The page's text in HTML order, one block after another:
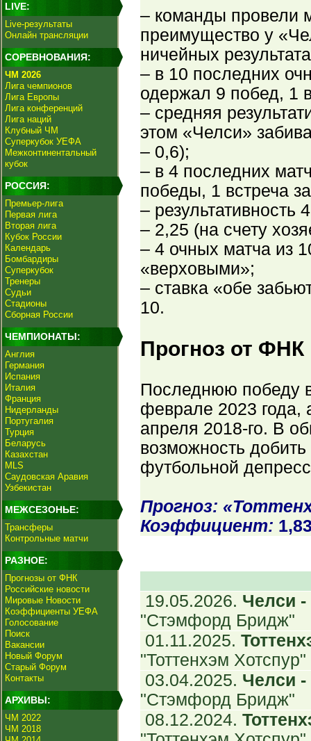
LIVE:
Live-результаты
Онлайн трансляции
СОРЕВНОВАНИЯ:
ЧМ 2026
Лига чемпионов
Лига Европы
Лига конференций
Лига наций
Клубный ЧМ
Суперкубок УЕФА
Межконтинентальный
кубок
РОССИЯ:
Премьер-лига
Первая лига
Вторая лига
Кубок России
Календарь
Бомбардиры
Суперкубок
Тренеры
Судьи
Стадионы
Сборная России
ЧЕМПИОНАТЫ:
Англия
Германия
Испания
Италия
Франция
Нидерланды
Португалия
Турция
Беларусь
Казахстан
MLS
Саудовская Аравия
Узбекистан
МЕЖСЕЗОНЬЕ:
Трансферы
Контрольные матчи
РАЗНОЕ:
Прогнозы от ФНК
Российские новости
Мировые Новости
Коэффициенты УЕФА
Голосование
Поиск
Вакансии
Новый Форум
Старый Форум
Контакты
АРХИВЫ:
ЧМ 2022
ЧМ 2018
– команды провели
преимущество у
ничейных
– в 10 последних
одержал 9 побед, 1
– средняя
этом «Челси»
– 0,6);
– в 4 последних
победы, 1 встреча
–
– 2,25 (на счету
– 4 очных матча из
«верховыми»;
– ставка «обе
10.
Прогноз от ФНК
Последнюю победу
феврале 2023
апреля 2018-го. В
возможность добить
футбольной
Прогноз:
Коэффициент:
19.05.2026. Челси -
"Стэмфорд Бридж"
01.11.2025.
"Тоттенхэм Хотспур"
03.04.2025. Челси -
"Стэмфорд Бридж"
08.12.2024.